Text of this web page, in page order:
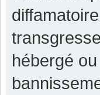
hébergé